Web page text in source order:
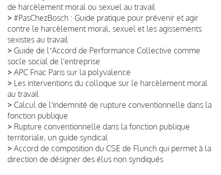
de harcèlement moral ou sexuel au travail
> #PasChezBosch : Guide pratique pour prévenir et agir
contre le harcèlement moral, sexuel et les agissements
sexistes au travail
> Guide de lʼAccord de Performance Collective comme
socle social de l'entreprise
> APC Fnac Paris sur la polyvalence
> Les interventions du colloque sur le harcèlement moral
au travail
> Calcul de l'indemnité de rupture conventionnelle dans la
fonction publique
> Rupture conventionnelle dans la fonction publique
territoriale, un guide syndical
> Accord de composition du CSE de Flunch qui permet à la
direction de désigner des élus non syndiqués